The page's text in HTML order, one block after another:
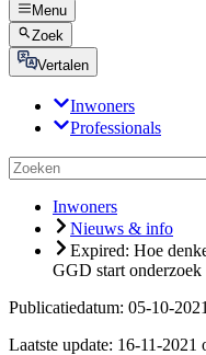
Menu
Zoek
Vertalen
Inwoners
Professionals
Inwoners
Nieuws & info
Expired: Hoe
GGD start onderzoek
Publicatiedatum: 05-10-
Laatste update: 16-11-2021